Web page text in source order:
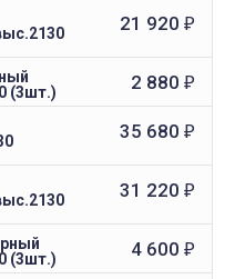
21 920 ₽
(3шт.)
2 880 ₽
35 680 ₽
31 220 ₽
(3шт.)
4 600 ₽